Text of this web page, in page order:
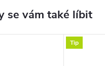
Tip